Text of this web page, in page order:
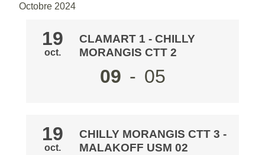
Octobre 2024
19
oct.
CLAMART 1 - CHILLY
MORANGIS CTT 2
09 - 05
19
oct.
CHILLY MORANGIS CTT 3 -
MALAKOFF USM 02